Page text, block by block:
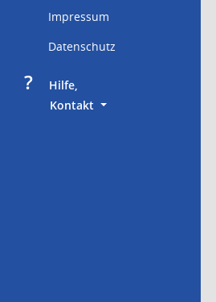
Impressum
Datenschutz
?
     Hilfe,
Kontakt